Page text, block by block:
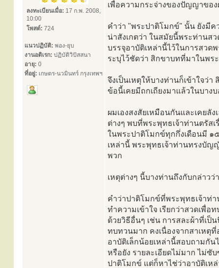
ลงทะเบียนเมื่อ: 17 ก.พ. 2008,
10:00
โพสต์: 724
แนวปฏิบัติ: พอง-ยุบ
งานอดิเรก: ปฏิบัติวิปัสสนา
อายุ: 0
ที่อยู่: เกษตร-นวมินทร์ กรุงเทพฯ
เพื่อความกระจ่างของปัญญาขอ
คำว่า "พระปาติโมกข์" นั้น ยังมี
น่าสังเกตว่า ในสมัยนี้พระท่านส
บรรจุอาบัติเหล่านี้ไว้ในการสว
ระบุไว้ชัดว่า สิกขาบทที่มาในพร
จึงเป็นเหตุให้บางท่านก็เข้าใจว่
ข้อนี้เคยมีถกเถียงมาแล้วในบาง
ผมเองสงสัยเหมือนกันและเคยลั
ต่างๆ พบที่พระพุทธเจ้าท่านตรัส
ในพระปาติโมกข์ทุกกึ่งเดือนมี ๑
เหล่านี้ พระพุทธเจ้าท่านทรงบั
พวก
เหตุต่างๆ นี้บางท่านถึงกับกล่าวว่
คำว่าปาติโมกข์ที่พระพุทธเจ้าท่
ทำความเข้าใจ เรียกว่าสวดเพื่
ด้วยวิธีอื่นๆ เช่น การสละผ้าที่เ
ทบทวนมาก คงเนื่องจากสาเหตุ
อาบัติเล็กน้อยเหล่านี้สอบถามกั
หรือยัง รายละเอียดไม่มาก ไม่ซั
ปาติโมกข์ แต่ก็หาไช่ว่าอาบัติเห